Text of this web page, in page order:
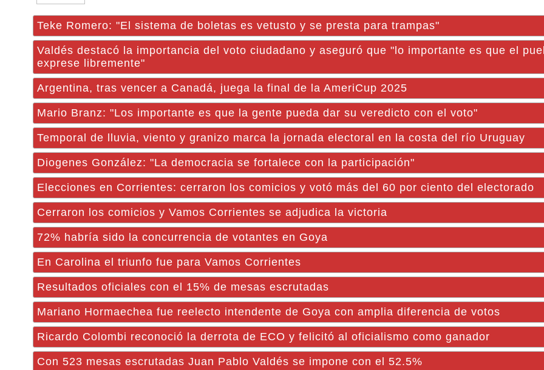
Teke Romero: "El sistema de boletas es vetusto y se presta para trampas"
Valdés destacó la importancia del voto ciudadano y aseguró que "lo importante es que el
exprese libremente"
Argentina, tras vencer a Canadá, juega la final de la AmeriCup 2025
Mario Branz: "Los importante es que la gente pueda dar su veredicto con el voto"
Temporal de lluvia, viento y granizo marca la jornada electoral en la costa del río Uruguay
Diogenes González: "La democracia se fortalece con la participación"
Elecciones en Corrientes: cerraron los comicios y votó más del 60 por ciento del electorado
Cerraron los comicios y Vamos Corrientes se adjudica la victoria
72% habría sido la concurrencia de votantes en Goya
En Carolina el triunfo fue para Vamos Corrientes
Resultados oficiales con el 15% de mesas escrutadas
Mariano Hormaechea fue reelecto intendente de Goya con amplia diferencia de votos
Ricardo Colombi reconoció la derrota de ECO y felicitó al oficialismo como ganador
Con 523 mesas escrutadas Juan Pablo Valdés se impone con el 52.5%